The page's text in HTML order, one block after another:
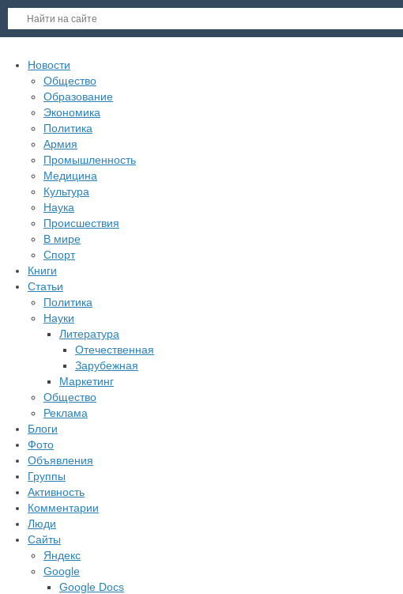
Новости
Общество
Образование
Экономика
Политика
Армия
Промышленность
Медицина
Культура
Наука
Происшествия
В мире
Спорт
Книги
Статьи
Политика
Науки
Литература
Отечественная
Зарубежная
Маркетинг
Общество
Реклама
Блоги
Фото
Объявления
Группы
Активность
Комментарии
Люди
Сайты
Яндекс
Google
Google Docs